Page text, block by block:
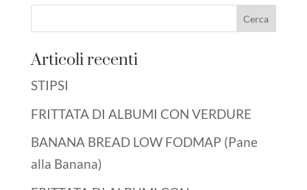
Articoli recenti
STIPSI
FRITTATA DI ALBUMI CON VERDURE
BANANA BREAD LOW FODMAP (Pane
alla Banana)